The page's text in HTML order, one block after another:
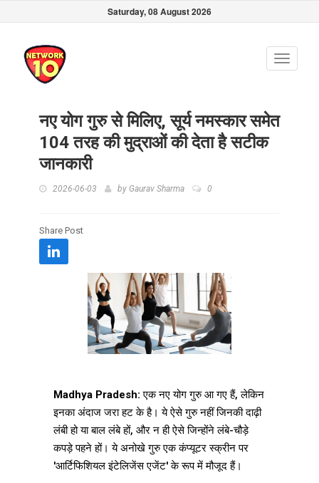
Saturday, 08 August 2026
Toggle
नए योग गुरु से मिलिए, सूर्य नमस्कार समेत
104 तरह की मुद्राओं की देता है सटीक
जानकारी
2026-06-03 by Gaurav Sharma 0
Share Post
Madhya Pradesh:एक नए योग गुरु आ गए हैं, लेकिन
इनका अंदाज जरा हट के है। ये ऐसे गुरु नहीं जिनकी दाढ़ी
लंबी हो या बाल लंबे हों, और न ही ऐसे जिन्होंने लंबे-चौड़े
कपड़े पहने हों। ये अनोखे गुरु एक कंप्यूटर स्क्रीन पर
'आर्टिफिशियल इंटेलिजेंस एजेंट' के रूप में मौजूद हैं।